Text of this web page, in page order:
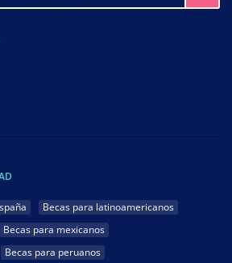
Becas para latinoamericanos
Becas para mexicanos
Becas para peruanos